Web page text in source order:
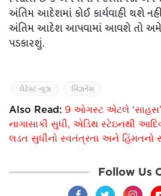
અંતિમ આદેશમાં કોઈ કાર્યવાહી થશે
અંતિમ આદેશ આપવામાં આવશે તો
પડકારશું.
લેટેસ્ટ ન્યૂઝ બિઝનેસ
Also Read: 9 ઓગસ્ટ એટલે
નાગાસાકી સુધી, એડિથ સ્ટેઇનથી
લડત સુધીનો સ્વતંત્રતા અને હિંમતનો
Follow Us